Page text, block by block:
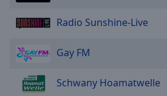
Radio Sunshine-Live
Gay FM
Schwany Hoamatwelle